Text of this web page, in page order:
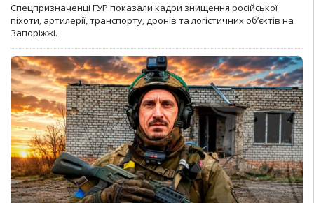
Спецпризначенці ГУР показали кадри знищення російської
піхоти, артилерії, транспорту, дронів та логістичних об’єктів на
Запоріжжі.